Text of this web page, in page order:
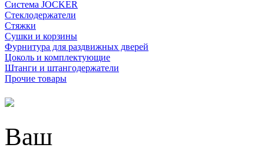
Система JOCKER
Стеклодержатели
Стяжки
Сушки и корзины
Фурнитура для раздвижных дверей
Цоколь и комплектующие
Штанги и штангодержатели
Прочие товары
Ваш